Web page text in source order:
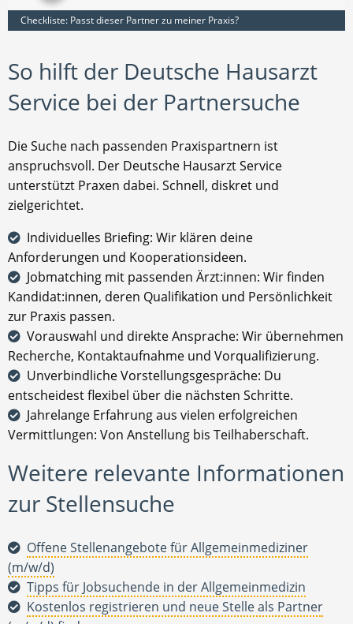
Checkliste: Passt dieser Partner zu meiner Praxis?
So hilft der Deutsche Hausarzt
Service bei der Partnersuche
Die Suche nach passenden Praxispartnern ist
anspruchsvoll. Der Deutsche Hausarzt Service
unterstützt Praxen dabei. Schnell, diskret und
zielgerichtet.
Individuelles Briefing: Wir klären deine
Anforderungen und Kooperationsideen.
Jobmatching mit passenden Ärzt:innen: Wir finden
Kandidat:innen, deren Qualifikation und Persönlichkeit
zur Praxis passen.
Vorauswahl und direkte Ansprache: Wir übernehmen
Recherche, Kontaktaufnahme und Vorqualifizierung.
Unverbindliche Vorstellungsgespräche: Du
entscheidest flexibel über die nächsten Schritte.
Jahrelange Erfahrung aus vielen erfolgreichen
Vermittlungen: Von Anstellung bis Teilhaberschaft.
Weitere relevante Informationen
zur Stellensuche
Offene Stellenangebote für Allgemeinmediziner
(m/w/d)
Tipps für Jobsuchende in der Allgemeinmedizin
Kostenlos registrieren und neue Stelle als Partner